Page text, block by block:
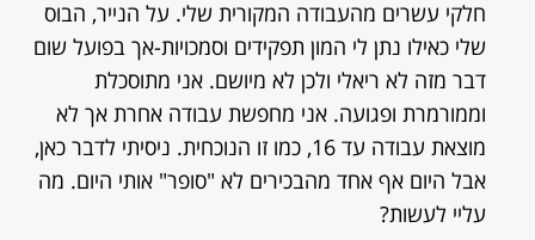
חלקי עשרים מהעבודה המקורית שלי. על הנייר, הבוס
שלי כאילו נתן לי המון תפקידים וסמכויות-אך בפועל שום
דבר מזה לא ריאלי ולכן לא מיושם. אני מתוסכלת
וממורמרת ופגועה. אני מחפשת עבודה אחרת אך לא
מוצאת עבודה עד 16, כמו זו הנוכחית. ניסיתי לדבר כאן,
אבל היום אף אחד מהבכירים לא "סופר" אותי היום. מה
עליי לעשות?